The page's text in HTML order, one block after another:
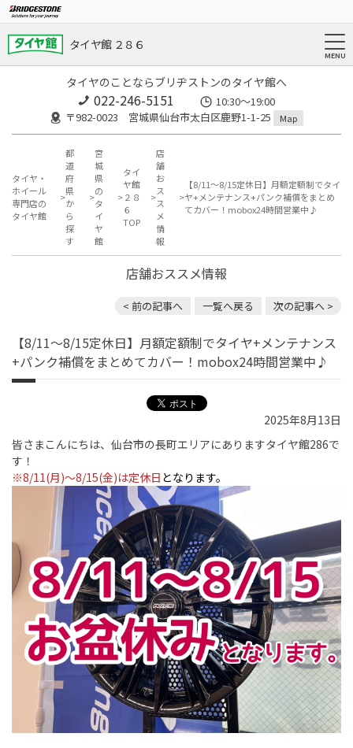
タイヤ館 ２８６
タイヤのことならブリヂストンのタイヤ館へ
022-246-5151
10:30～19:00
〒982-0023 宮城県仙台市太白区鹿野1-1-25
Map
タイヤ・
ホイール
専門店の
タイヤ館
都
道
府
県
か
ら
探
す
宮
城
県
の
タ
イ
ヤ
館
タイ
ヤ館
２８
６
TOP
店
舗
お
ス
ス
メ
情
報
【8/11〜8/15定休日】月額定額制でタイ
ヤ+メンテナンス+パンク補償をまとめ
てカバー！mobox24時間営業中♪
店舗おススメ情報
< 前の記事へ 一覧へ戻る 次の記事へ >
【8/11〜8/15定休日】月額定額制でタイヤ+メンテナンス
+パンク補償をまとめてカバー！mobox24時間営業中♪
2025年8月13日
皆さまこんにちは、仙台市の長町エリアにありますタイヤ館286で
す！
※8/11(月)～8/15(金)は定休日 となります。